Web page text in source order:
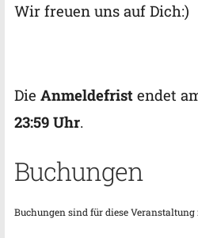
Wir freuen uns auf Dich:)
DieAnmeldefrist endet
23:59 Uhr.
Buchungen
Buchungen sind für diese